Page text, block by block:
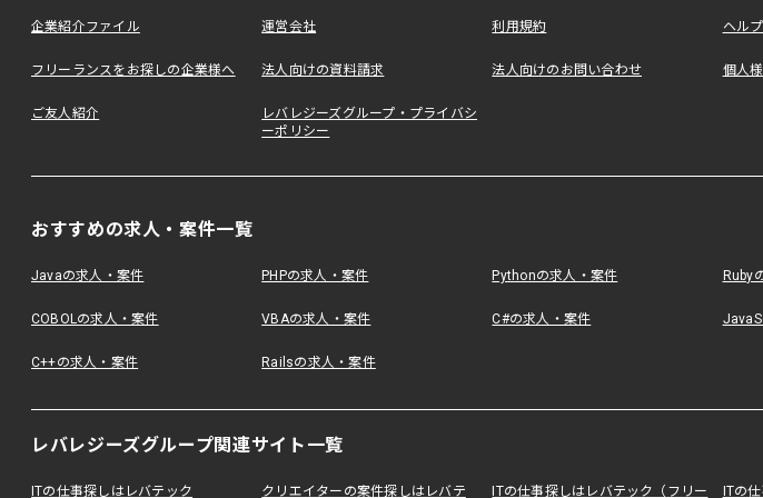
企業紹介ファイル 運営会社 利用規約 ヘルプ
フリーランスをお探しの企業様へ 法人向けの資料請求 法人向けのお問い合わせ 個人
ご友人紹介
レバレジーズグループ・プライバシ
ーポリシー
おすすめの求人・案件一覧
Javaの求人・案件 PHPの求人・案件 Pythonの求人・案件 Ruby
COBOLの求人・案件 VBAの求人・案件 C#の求人・案件
C++の求人・案件 Railsの求人・案件
レバレジーズグループ関連サイト一覧
ITの仕事探しはレバテック クリエイターの案件探しはレバテ ITの仕事探しはレバテック（フリー ITの